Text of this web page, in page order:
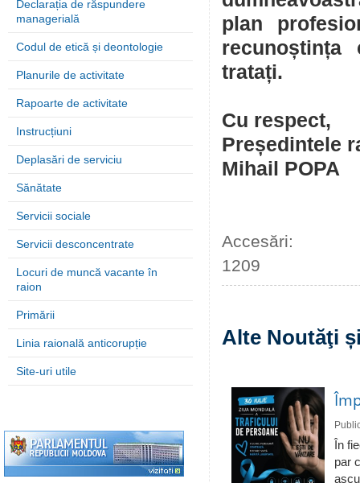
Declarația de răspundere
managerială
Codul de etică și deontologie
Planurile de activitate
Rapoarte de activitate
Instrucțiuni
Deplasări de serviciu
Sănătate
Servicii sociale
Servicii desconcentrate
Locuri de muncă vacante în
raion
Primării
Linia raională anticorupție
Site-uri utile
plan
tratați.
Cu respect,
Președintele
Mihail POPA
Accesări:
1209
Alte Noutăţi
În
par